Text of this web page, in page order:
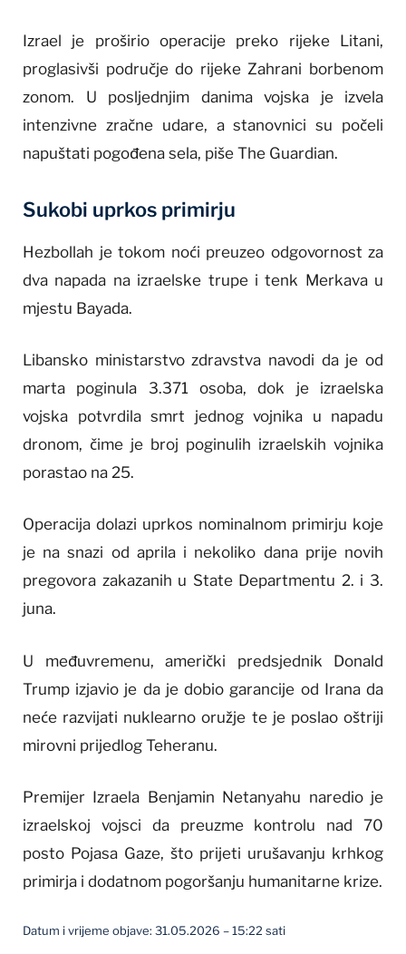
Izrael je proširio operacije preko rijeke Litani,
proglasivši područje do rijeke Zahrani borbenom
zonom. U posljednjim danima vojska je izvela
intenzivne zračne udare, a stanovnici su počeli
napuštati pogođena sela, piše The Guardian.
Sukobi uprkos primirju
Hezbollah je tokom noći preuzeo odgovornost za
dva napada na izraelske trupe i tenk Merkava u
mjestu Bayada.
Libansko ministarstvo zdravstva navodi da je od
marta poginula 3.371 osoba, dok je izraelska
vojska potvrdila smrt jednog vojnika u napadu
dronom, čime je broj poginulih izraelskih vojnika
porastao na 25.
Operacija dolazi uprkos nominalnom primirju koje
je na snazi od aprila i nekoliko dana prije novih
pregovora zakazanih u State Departmentu 2. i 3.
juna.
U međuvremenu, američki predsjednik Donald
Trump izjavio je da je dobio garancije od Irana da
neće razvijati nuklearno oružje te je poslao oštriji
mirovni prijedlog Teheranu.
Premijer Izraela Benjamin Netanyahu naredio je
izraelskoj vojsci da preuzme kontrolu nad 70
posto Pojasa Gaze, što prijeti urušavanju krhkog
primirja i dodatnom pogoršanju humanitarne krize.
Datum i vrijeme objave: 31.05.2026 – 15:22 sati